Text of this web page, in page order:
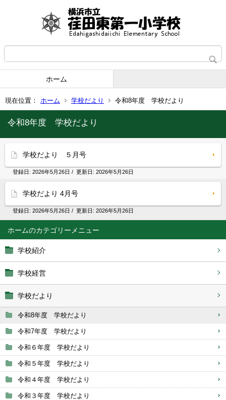
ホーム
現在位置： ホーム 学校だより 令和8年度 学校だより
ホーム
学校紹介
学校経営
学校だより
令和8年度 学校だより
令和7年度 学校だより
令和６年度 学校だより
令和５年度 学校だより
令和４年度 学校だより
令和３年度 学校だより
令和8年度 学校だより
学校だより ５月号
登録日: 2026年5月26日 / 更新日: 2026年5月26日
学校だより 4月号
登録日: 2026年5月26日 / 更新日: 2026年5月26日